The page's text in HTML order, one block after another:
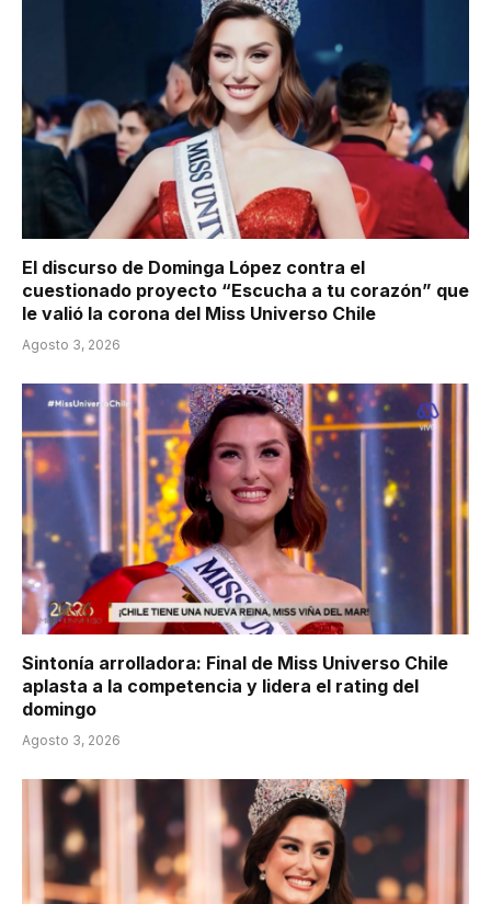
El discurso de Dominga López contra el
cuestionado proyecto “Escucha a tu corazón” que
le valió la corona del Miss Universo Chile
Agosto 3, 2026
Sintonía arrolladora: Final de Miss Universo Chile
aplasta a la competencia y lidera el rating del
domingo
Agosto 3, 2026